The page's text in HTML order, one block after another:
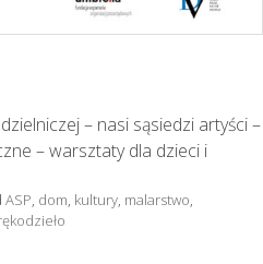
– nasi sąsiedzi artyści –
– warsztaty dla dzieci i
ASP dom kultury malarstwo